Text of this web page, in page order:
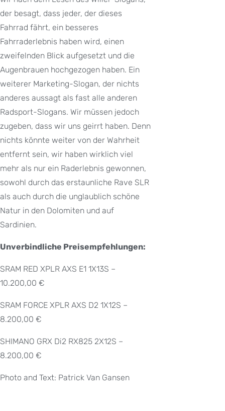
der besagt, dass jeder, der dieses
Fahrrad fährt, ein besseres
Fahrraderlebnis haben wird, einen
zweifelnden Blick aufgesetzt und die
Augenbrauen hochgezogen haben. Ein
weiterer Marketing-Slogan, der nichts
anderes aussagt als fast alle anderen
Radsport-Slogans. Wir müssen jedoch
zugeben, dass wir uns geirrt haben. Denn
nichts könnte weiter von der Wahrheit
entfernt sein, wir haben wirklich viel
mehr als nur ein Raderlebnis gewonnen,
sowohl durch das erstaunliche Rave SLR
als auch durch die unglaublich schöne
Natur in den Dolomiten und auf
Sardinien.
Unverbindliche Preisempfehlungen:
SRAM RED XPLR AXS E1 1X13S –
10.200,00 €
SRAM FORCE XPLR AXS D2 1X12S –
8.200,00 €
SHIMANO GRX Di2 RX825 2X12S –
8.200,00 €
Photo and Text: Patrick Van Gansen